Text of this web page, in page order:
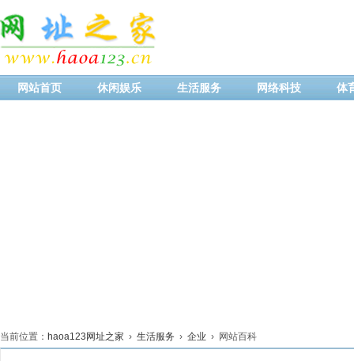
网站首页 休闲娱乐 生活服务 网络科技 体
当前位置： haoa123网址之家 › 生活服务 › 企业 › 网站百科